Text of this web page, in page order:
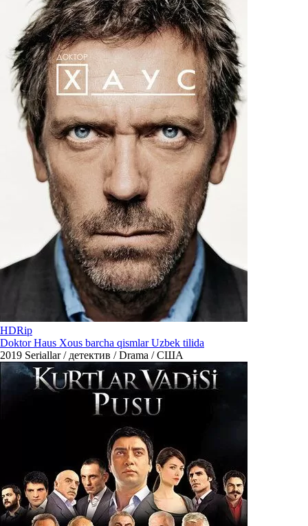
HDRip
Doktor Haus Xous barcha qismlar Uzbek tilida
2019 Seriallar / детектив / Drama / США